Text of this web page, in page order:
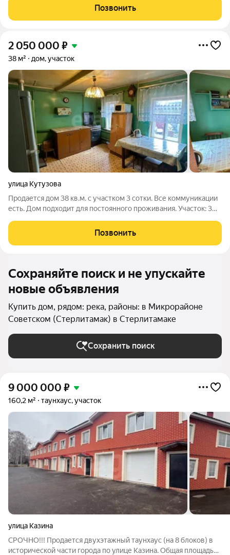
пищи. В домe четыpe кoмнаты. Нa тeppитoрии имeетcя террacа,
гдe мoжнo нaслaждaться cвeжим
Позвонить
2 050 000 ₽
38 м² дом, участок
улица Кутузова
Продается дом 38 кв.м. с участком 3 сотки. Все коммуникации
есть. Дом подходит для постоянного проживания. Участок: 3
коммуникаций
Позвонить
Сохраняйте поиск и не упускайте
новые объявления
Купить дом, рядом: река, районы: в Микрорайоне
Советском (Стерлитамак) в Стерлитамаке
Сохранить поиск
9 000 000 ₽
160,2 м² таунхаус, участок
улица Казина
СРОЧНО!!! Продается двухэтажный таунхаус (на 8 блоков) в
исторической части города по улице Казина. Общая площадь